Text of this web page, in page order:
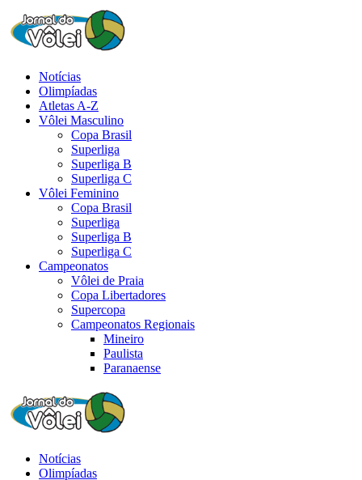
Notícias
Olimpíadas
Atletas A-Z
Vôlei Masculino
Copa Brasil
Superliga
Superliga B
Superliga C
Vôlei Feminino
Copa Brasil
Superliga
Superliga B
Superliga C
Campeonatos
Vôlei de Praia
Copa Libertadores
Supercopa
Campeonatos Regionais
Mineiro
Paulista
Paranaense
Notícias
Olimpíadas